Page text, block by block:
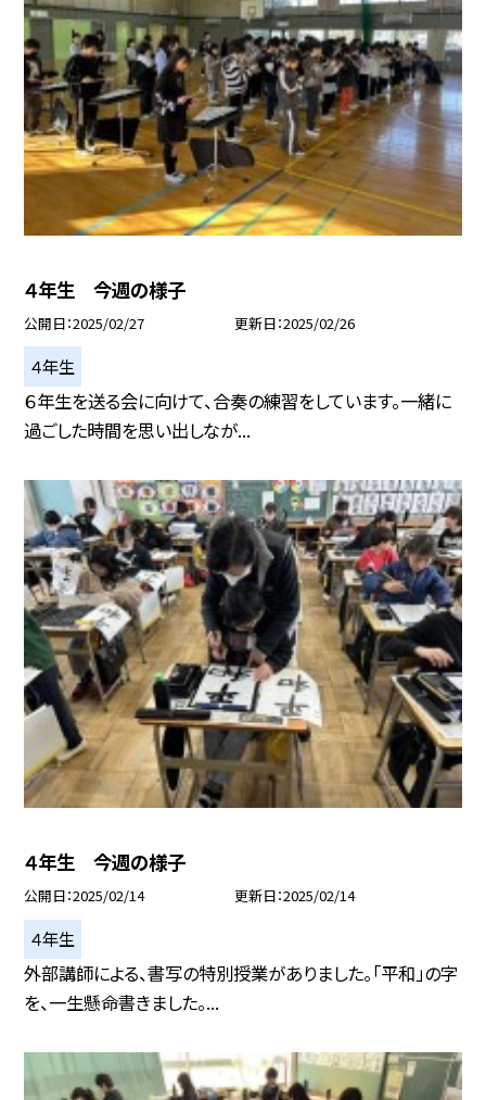
４年生 今週の様子
公開日 2025/02/27 更新日 2025/02/26
４年生
６年生を送る会に向けて、合奏の練習をしています。一緒に
過ごした時間を思い出しなが...
４年生 今週の様子
公開日 2025/02/14 更新日 2025/02/14
４年生
外部講師による、書写の特別授業がありました。「平和」の字
を、一生懸命書きました。...